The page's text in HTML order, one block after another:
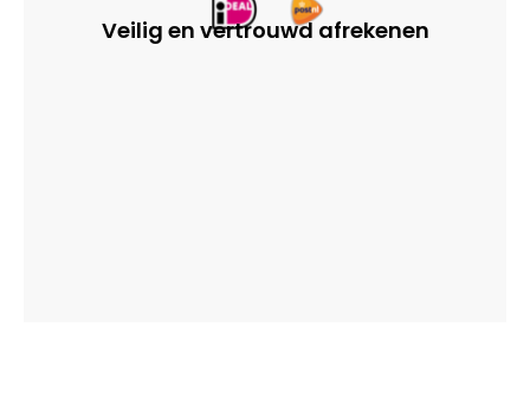
Veilig en vertrouwd afrekenen